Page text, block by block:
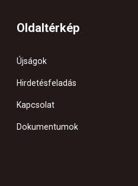
Oldaltérkép
Újságok
Hirdetésfeladás
Kapcsolat
Dokumentumok